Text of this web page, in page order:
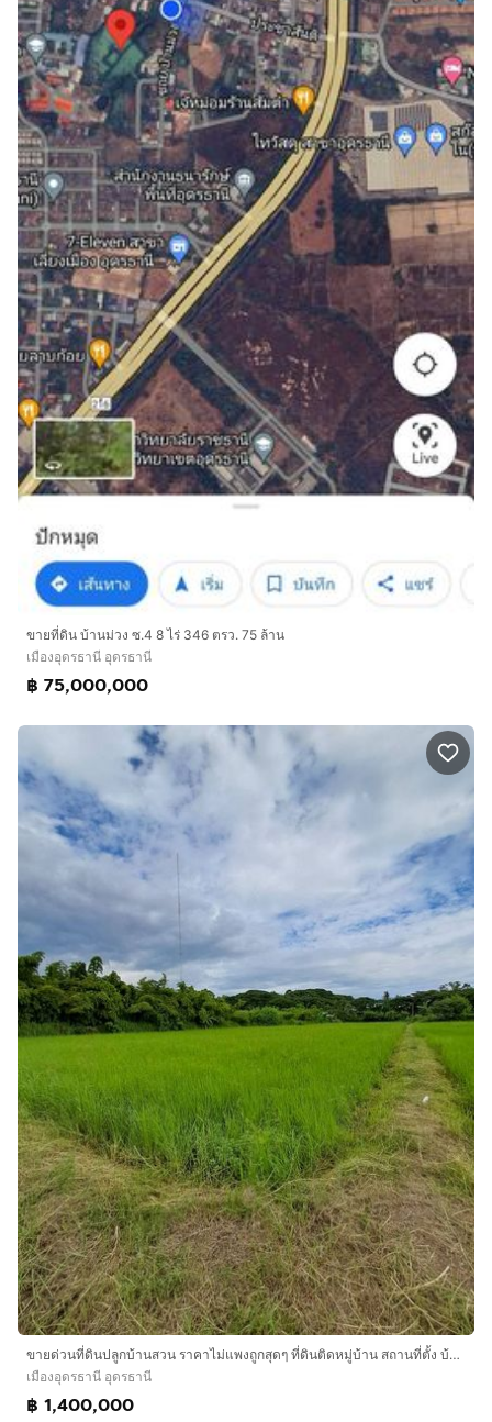
ขายที่ดิน บ้านม่วง ซ.4 8 ไร่ 346 ตรว. 75 ล้าน
เมืองอุดรธานี อุดรธานี
฿ 75,000,000
ขายด่วนที่ดินปลูกบ้านสวน ราคาไม่แพงถูกสุดๆ ที่ดินติดหมู่บ้าน สถานที่ตั้ง บ้านตาด ตำบล บ้านตาด อำเภอเมืองอุดรธานี แผ่นดินธรรมแผ่นดินทอง ใกล้วัดป่าบ้านตาด1กิโลเมตรใกล้สนามบิล6กิโล
เมืองอุดรธานี อุดรธานี
฿ 1,400,000